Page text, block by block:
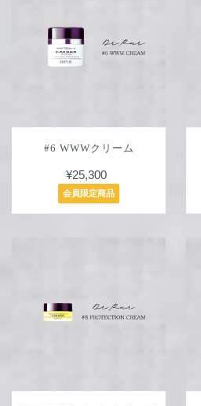
#6 WWWクリーム
¥25,300
会員限定商品